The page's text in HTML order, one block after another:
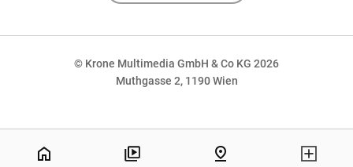
© Krone Multimedia GmbH & Co KG 2026
Muthgasse 2, 1190 Wien
home pin_drop
NaN%